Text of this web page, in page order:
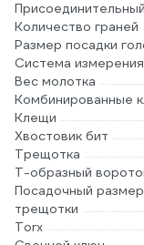
Количество граней
Размер посадки
Система измерения
Вес молотка
Комбинированные
Клещи
Хвостовик бит
Трещотка
Т-образный
Посадочный размер
трещотки
Torx